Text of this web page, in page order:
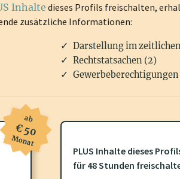
wirtschaft.at PLUS Inhaltedie Sie
Inhalte zu sehen.
Inhaltedieses Profils freischalten,
zusätzliche Informationen:
Darstellung im
Rechtstatsachen (2)
Gewerbeberechtigungen
ab
€ 50
Monat
PLUS Inhalte dieses
für 48 Stunden